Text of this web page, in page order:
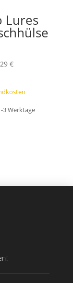
Lures
€
3 Werktage